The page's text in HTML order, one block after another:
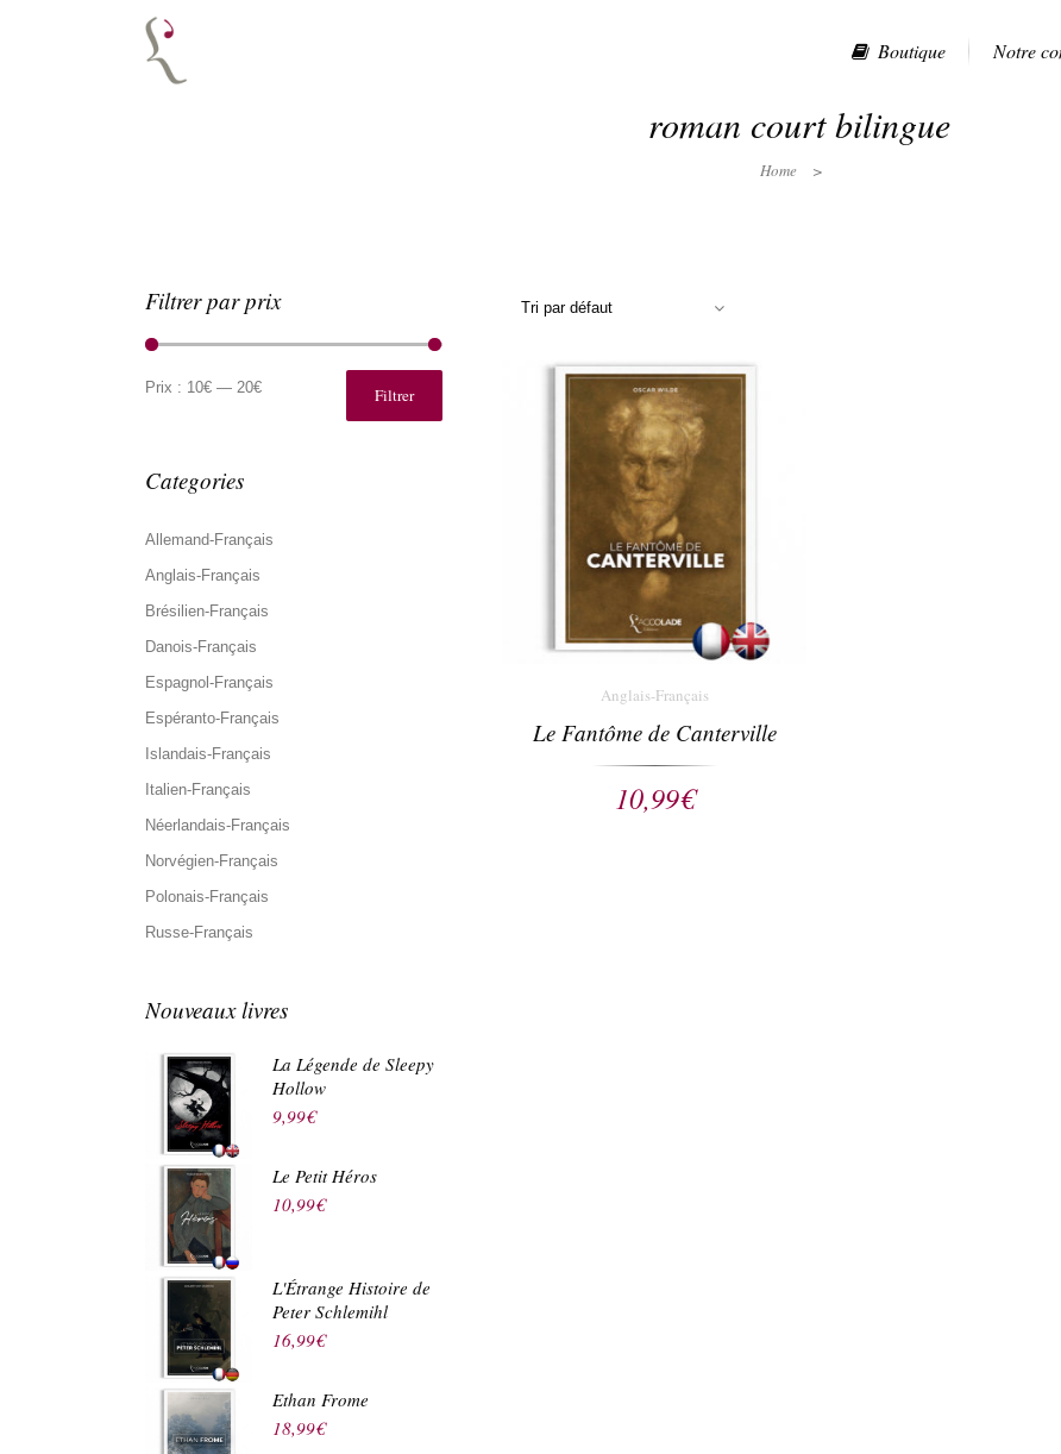
Boutique Notre
roman court bilingue
Home >
Filtrer par prix
min
max
Filtrer
Prix : 10€ — 20€
Categories
Allemand-Français
Anglais-Français
Brésilien-Français
Danois-Français
Espagnol-Français
Espéranto-Français
Islandais-Français
Italien-Français
Néerlandais-Français
Norvégien-Français
Polonais-Français
Russe-Français
Nouveaux livres
La Légende de Sleepy
Hollow
9,99€
Le Petit Héros
10,99€
L'Étrange Histoire de
Peter Schlemihl
16,99€
Ethan Frome
18,99€
Tri par défaut
Anglais-Français
Le Fantôme de Canterville
10,99€